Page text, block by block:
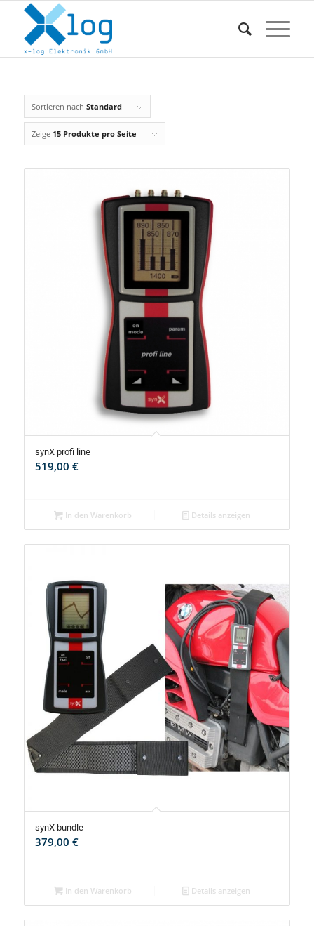
Sortieren nach Standard
Zeige 15 Produkte pro Seite
synX profi line
519,00 €
In den Warenkorb Details anzeigen
synX bundle
379,00 €
In den Warenkorb Details anzeigen